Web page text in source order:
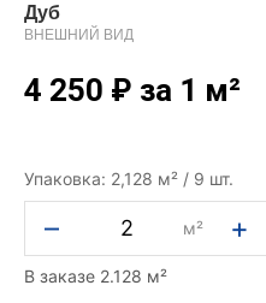
Дуб
ВНЕШНИЙ ВИД
4 250 ₽ за 1 м²
Упаковка: 2,128 м² / 9 шт.
– м² +
В заказе 2.128 м²